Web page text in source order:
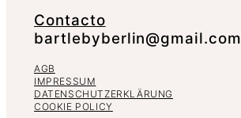
Contacto
bartlebyberlin@gmail.com
AGB
IMPRESSUM
DATENSCHUTZERKLÄRUNG
COOKIE POLICY